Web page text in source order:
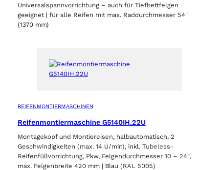
Universalspannvorrichtung – auch für Tiefbettfelgen
geeignet | für alle Reifen mit max. Raddurchmesser 54″
(1370 mm)
REIFENMONTIERMASCHINEN
Reifenmontiermaschine G5140IH.22U
Montagekopf und Montiereisen, halbautomatisch, 2
Geschwindigkeiten (max. 14 U/min), inkl. Tubeless-
Reifenfüllvorrichtung, Pkw, Felgendurchmesser 10 – 24″,
max. Felgenbreite 420 mm | Blau (RAL 5005)